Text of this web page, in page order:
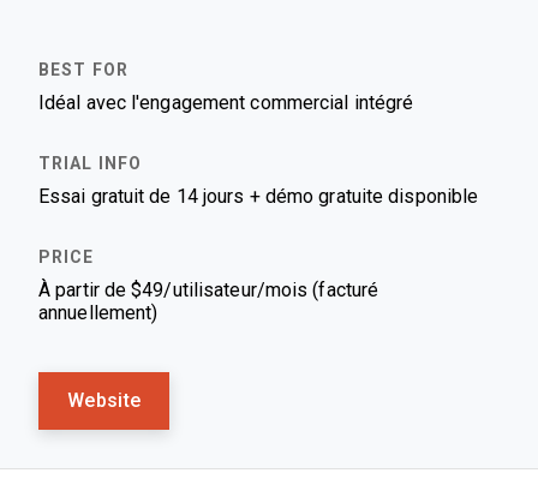
Idéal avec l'engagement commercial intégré
Essai gratuit de 14 jours + démo gratuite disponible
À partir de $49/utilisateur/mois (facturé
annuellement)
Website